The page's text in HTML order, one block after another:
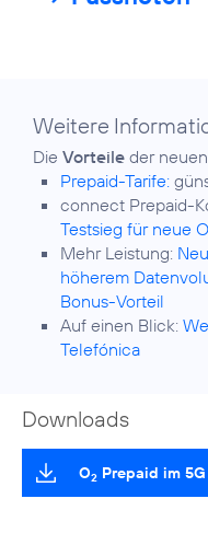
Weitere
Die Vorteile der
Prepaid-Tarife:
connect Prepaid-
Testsieg für neue O
Mehr Leistung:
höherem
Bonus-Vorteil
Auf einen Blick:
Telefónica
Downloads
O2 Prepaid im